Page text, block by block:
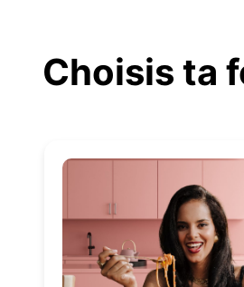
contenuChoisis ta